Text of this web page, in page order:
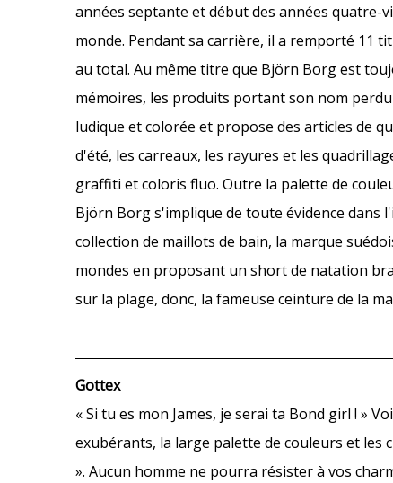
années septante et début des années quatre-
monde. Pendant sa carrière, il a remporté 11
au total. Au même titre que Björn Borg est
mémoires, les produits portant son nom
ludique et colorée et propose des articles de
d'été, les carreaux, les rayures et les
graffiti et coloris fluo. Outre la palette de
Björn Borg s'implique de toute évidence dans
collection de maillots de bain, la marque
mondes en proposant un short de natation
sur la plage, donc, la fameuse ceinture de la
Gottex
« Si tu es mon James, je serai ta Bond girl ! »
exubérants, la large palette de couleurs et les
». Aucun homme ne pourra résister à vos